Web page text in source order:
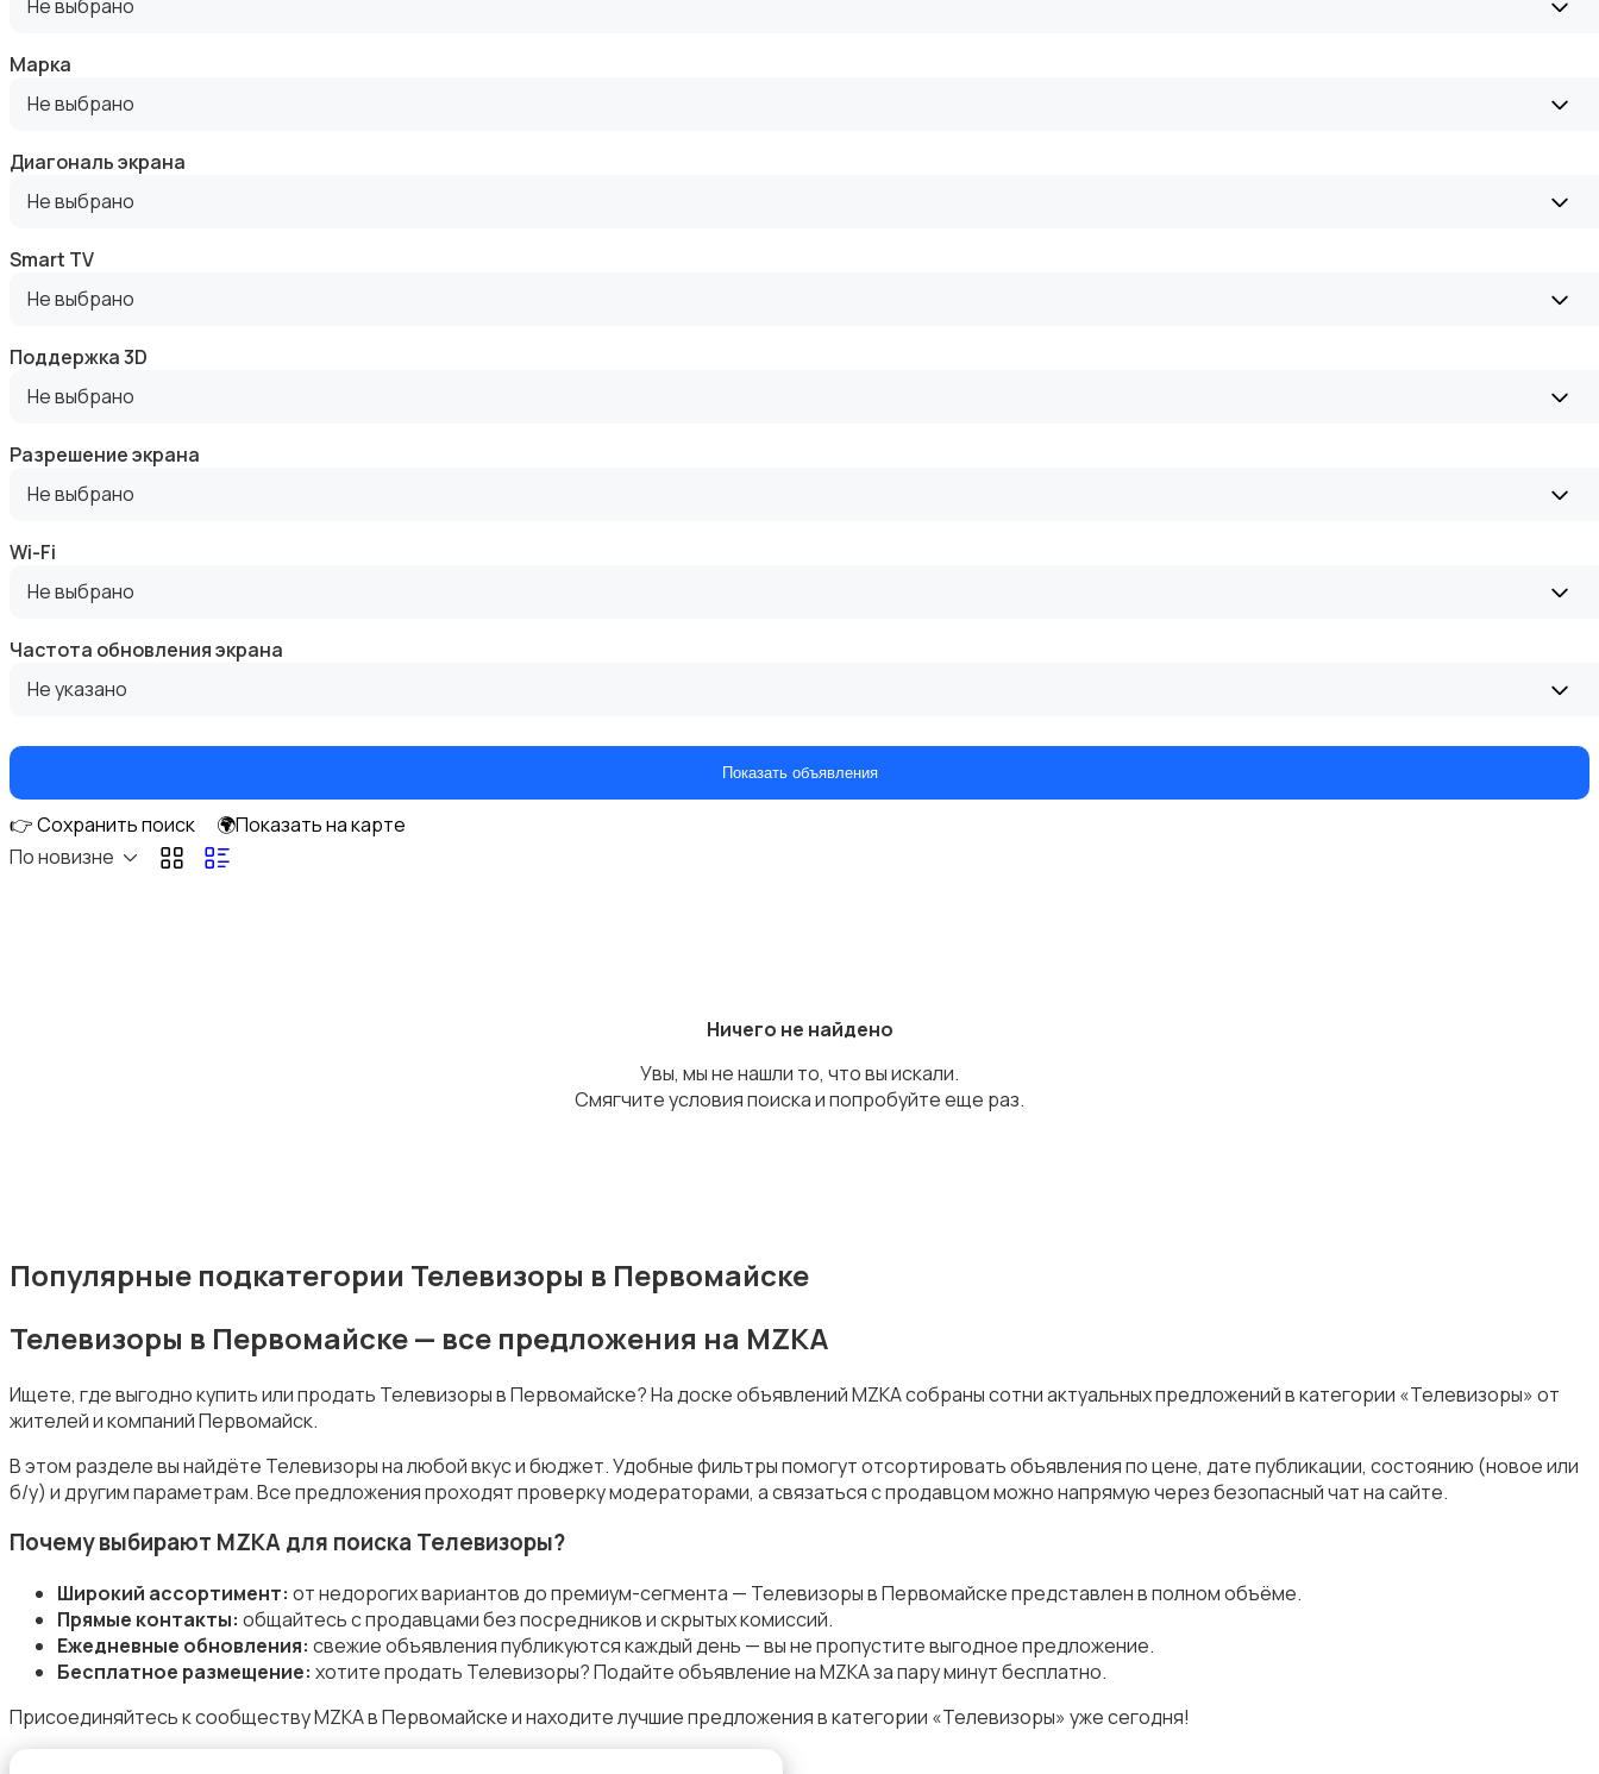
DVD, Blu-ray и медиаплееры
MP3-плееры и портативное аудио
Спутниковое и цифровое ТВ
Аксессуары
ТВ-приставки
Не выбрано
Марка
Не выбрано
Диагональ экрана
Не выбрано
Smart TV
Не выбрано
Поддержка 3D
Не выбрано
Разрешение экрана
Не выбрано
Wi-Fi
Не выбрано
Частота обновления экрана
Не указано
Показать объявления
👉 Сохранить поиск
🌍Показать на карте
По новизне
Ничего не найдено
Увы, мы не нашли то, что вы искали.
Смягчите условия поиска и попробуйте еще раз.
Популярные подкатегории Телевизоры в Первомайске
Телевизоры в Первомайске — все предложения на MZKA
Ищете, где выгодно купить или продать Телевизоры в Первомайске? На доске объявлений MZKA собраны сотни актуальных предложений в категории «Телевизоры» от
жителей и компаний Первомайск.
В этом разделе вы найдёте Телевизоры на любой вкус и бюджет. Удобные фильтры помогут отсортировать объявления по цене, дате публикации, состоянию (новое или
б/у) и другим параметрам. Все предложения проходят проверку модераторами, а связаться с продавцом можно напрямую через безопасный чат на сайте.
Почему выбирают MZKA для поиска Телевизоры?
Широкий ассортимент: от недорогих вариантов до премиум-сегмента — Телевизоры в Первомайске представлен в полном объёме.
Прямые контакты: общайтесь с продавцами без посредников и скрытых комиссий.
Ежедневные обновления: свежие объявления публикуются каждый день — вы не пропустите выгодное предложение.
Бесплатное размещение: хотите продать Телевизоры? Подайте объявление на MZKA за пару минут бесплатно.
Присоединяйтесь к сообществу MZKA в Первомайске и находите лучшие предложения в категории «Телевизоры» уже сегодня!